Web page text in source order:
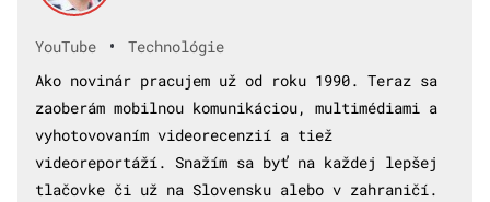
YouTube •
Technológie
Ako novinár pracujem už od roku 1990. Teraz sa
zaoberám mobilnou komunikáciou, multimédiami a
vyhotovovaním videorecenzií a tiež
videoreportáží. Snažím sa byť na každej lepšej
tlačovke či už na Slovensku alebo v zahraničí.